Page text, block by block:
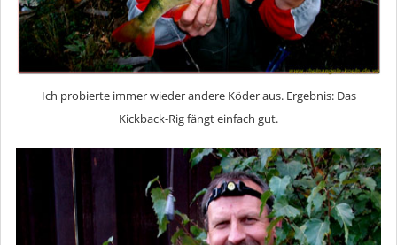
Ich probierte immer wieder andere Köder aus. Ergebnis: Das
Kickback-Rig fängt einfach gut.